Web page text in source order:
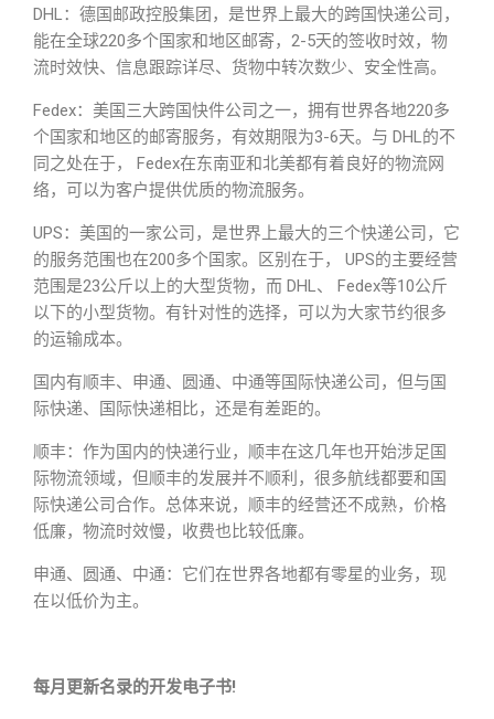
DHL：德国邮政控股集团，是世界上最大的跨国快递公司，
能在全球220多个国家和地区邮寄，2-5天的签收时效，物
流时效快、信息跟踪详尽、货物中转次数少、安全性高。
Fedex：美国三大跨国快件公司之一，拥有世界各地220多
个国家和地区的邮寄服务，有效期限为3-6天。与 DHL的不
同之处在于， Fedex在东南亚和北美都有着良好的物流网
络，可以为客户提供优质的物流服务。
UPS：美国的一家公司，是世界上最大的三个快递公司，它
的服务范围也在200多个国家。区别在于， UPS的主要经营
范围是23公斤以上的大型货物，而 DHL、 Fedex等10公斤
以下的小型货物。有针对性的选择，可以为大家节约很多
的运输成本。
国内有顺丰、申通、圆通、中通等国际快递公司，但与国
际快递、国际快递相比，还是有差距的。
顺丰：作为国内的快递行业，顺丰在这几年也开始涉足国
际物流领域，但顺丰的发展并不顺利，很多航线都要和国
际快递公司合作。总体来说，顺丰的经营还不成熟，价格
低廉，物流时效慢，收费也比较低廉。
申通、圆通、中通：它们在世界各地都有零星的业务，现
在以低价为主。
每月更新名录的开发电子书!